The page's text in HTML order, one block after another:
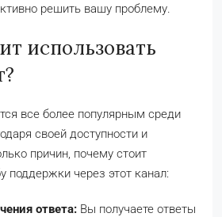
решить вашу проблему.
использовать
все более популярным среди
своей доступности и
причин, почему стоит
поддержки через этот канал:
ответа: Вы получаете ответы